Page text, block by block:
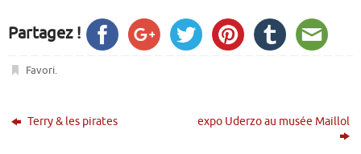
Partagez !
Favori.
Terry & les pirates expo Uderzo au musée Maillol